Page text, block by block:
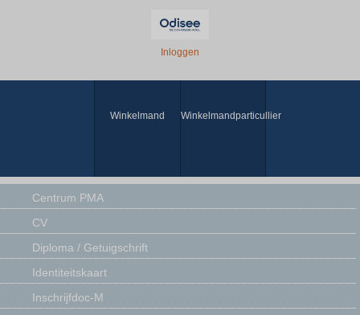
Inloggen
Winkelmand Winkelmandparticullier
Centrum PMA
CV
Diploma / Getuigschrift
Identiteitskaart
Inschrijfdoc-M